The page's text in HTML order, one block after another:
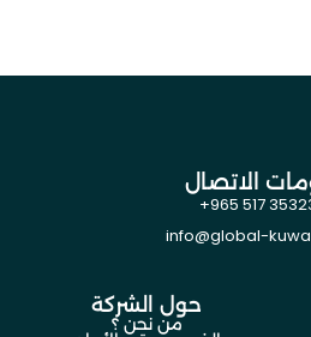
الاتصال
+965 517
info@global-
حول الشركة
من نحن ؟